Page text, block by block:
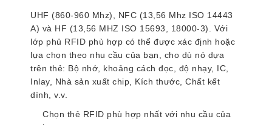
UHF (860-960 Mhz), NFC (13,56 Mhz ISO 14443
A) và HF (13,56 MHZ ISO 15693, 18000-3). Với
lớp phủ RFID phù hợp có thể được xác định hoặc
lựa chọn theo nhu cầu của bạn, cho dù nó dựa
trên thẻ: Bộ nhớ, khoảng cách đọc, độ nhạy, IC,
Inlay, Nhà sản xuất chip, Kích thước, Chất kết
dính, v.v.
Chọn thẻ RFID phù hợp nhất với nhu cầu của